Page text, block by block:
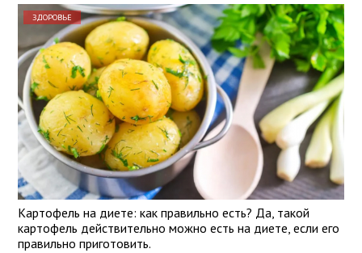
ЗДОРОВЬЕ
Картофель на диете: как правильно есть? Да, такой
картофель действительно можно есть на диете, если его
правильно приготовить.